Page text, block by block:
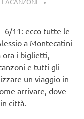
6/11: ecco tutte le
a Montecatini
ora i biglietti,
e tutti gli
un viaggio in
arrivare, dove
città.